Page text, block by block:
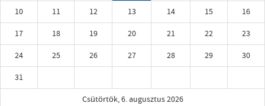
10
11 12 13 14 15
16
17
18 19 20 21 22
23
24
25 26 27 28 29
30
31
Csütörtök, 6. augusztus 2026